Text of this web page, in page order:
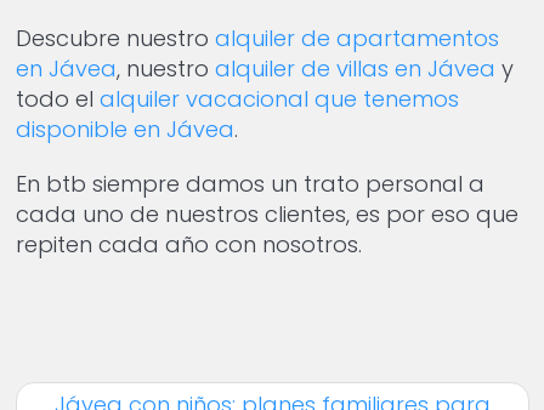
Descubre nuestro alquiler de apartamentos
en Jávea, nuestro alquiler de villas en Jávea y
todo el alquiler vacacional que tenemos
disponible en Jávea.
En btb siempre damos un trato personal a
cada uno de nuestros clientes, es por eso que
repiten cada año con nosotros.